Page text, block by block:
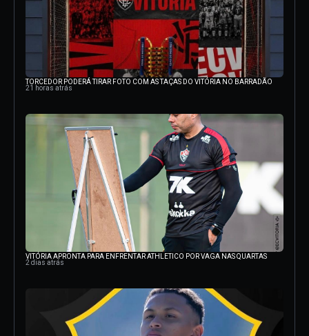
TORCEDOR PODERÁ TIRAR FOTO COM AS TAÇAS DO VITÓRIA NO BARRADÃO
21 horas atrás
VITÓRIA APRONTA PARA ENFRENTAR ATHLETICO POR VAGA NAS QUARTAS
2 dias atrás